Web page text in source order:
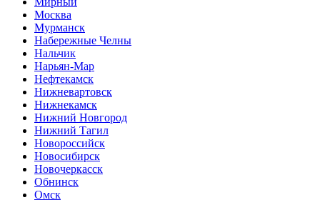
Москва
Мурманск
Набережные Челны
Нальчик
Нарьян-Мар
Нефтекамск
Нижневартовск
Нижнекамск
Нижний Новгород
Нижний Тагил
Новороссийск
Новосибирск
Новочеркасск
Обнинск
Омск